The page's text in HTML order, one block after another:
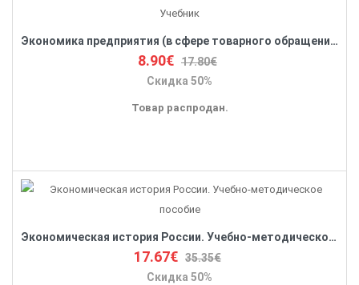
Экономика предприятия (в сфере товарного обращения). Учебник
8.90€ 17.80€
Скидка 50%
Товар распродан.
Экономическая история России. Учебно-методическое пособие
17.67€ 35.35€
Скидка 50%